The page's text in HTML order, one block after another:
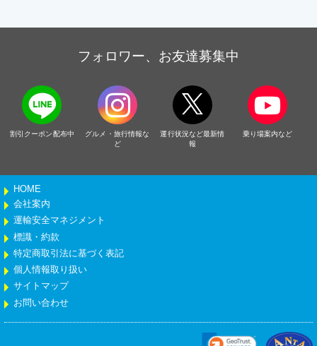
フォロワー、お友達募集中
割引クーポン配布中
グルメ・旅行情報な
ど
運行状況など最新情
報
乗り場案内など
HOME
会社案内
運輸安全マネジメント
標識・約款
特定商取引法に基づく表記
個人情報取り扱い
サイトマップ
お問い合わせ